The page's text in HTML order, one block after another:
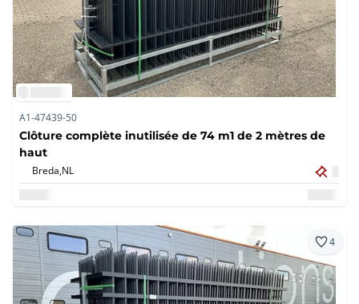
A1-47439-50
Clôture complète inutilisée de 74 m1 de 2 mètres de
haut
Breda,NL
4